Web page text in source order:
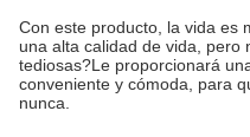
Con este producto, la vida es
una alta calidad de vida, pero
tediosas?Le proporcionará
conveniente y cómoda, para
nunca.